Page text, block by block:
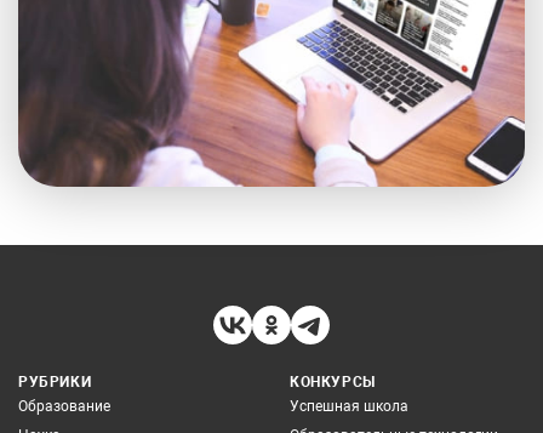
РУБРИКИ
Образование
КОНКУРСЫ
Успешная школа